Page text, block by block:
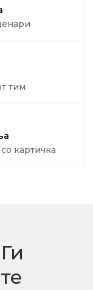
тим
картичка